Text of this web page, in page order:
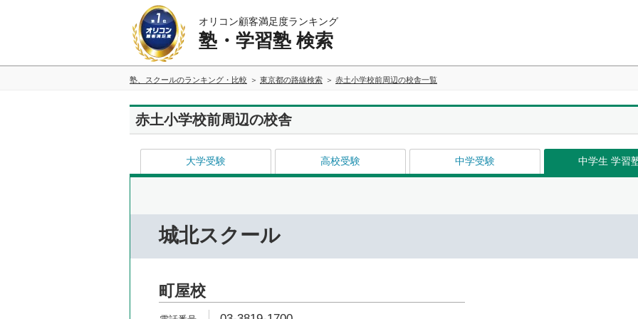
オリコン顧客満足度ランキング
塾・学習塾 検索
塾、スクールのランキング・比較 東京都の路線検索 赤土小学校前周辺の校舎一覧
赤土小学校前周辺の校舎
大学受験 高校受験 中学受験 中学生 学習
城北スクール
町屋校